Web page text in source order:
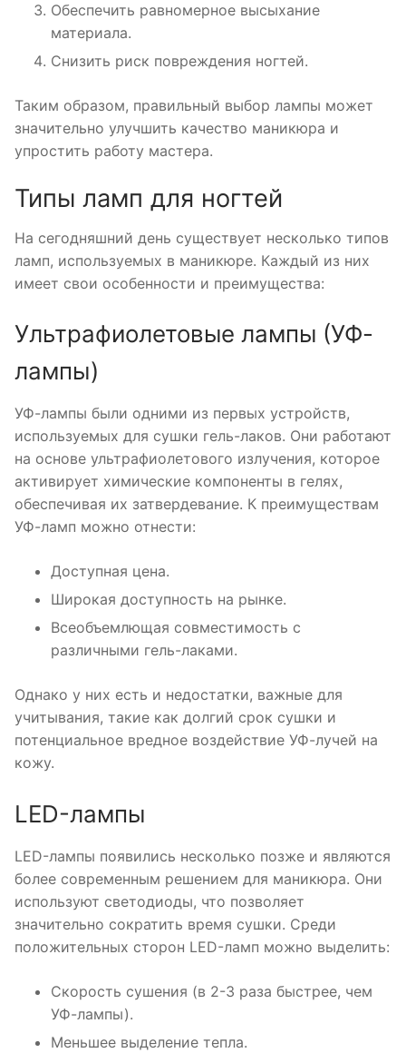
Обеспечить равномерное высыхание
материала.
Снизить риск повреждения ногтей.
Таким образом, правильный выбор лампы может
значительно улучшить качество маникюра и
упростить работу мастера.
Типы ламп для ногтей
На сегодняшний день существует несколько типов
ламп, используемых в маникюре. Каждый из них
имеет свои особенности и преимущества:
Ультрафиолетовые лампы (УФ-
лампы)
УФ-лампы были одними из первых устройств,
используемых для сушки гель-лаков. Они работают
на основе ультрафиолетового излучения, которое
активирует химические компоненты в гелях,
обеспечивая их затвердевание. К преимуществам
УФ-ламп можно отнести:
Доступная цена.
Широкая доступность на рынке.
Всеобъемлющая совместимость с
различными гель-лаками.
Однако у них есть и недостатки, важные для
учитывания, такие как долгий срок сушки и
потенциальное вредное воздействие УФ-лучей на
кожу.
LED-лампы
LED-лампы появились несколько позже и являются
более современным решением для маникюра. Они
используют светодиоды, что позволяет
значительно сократить время сушки. Среди
положительных сторон LED-ламп можно выделить:
Скорость сушения (в 2-3 раза быстрее, чем
УФ-лампы).
Меньшее выделение тепла.